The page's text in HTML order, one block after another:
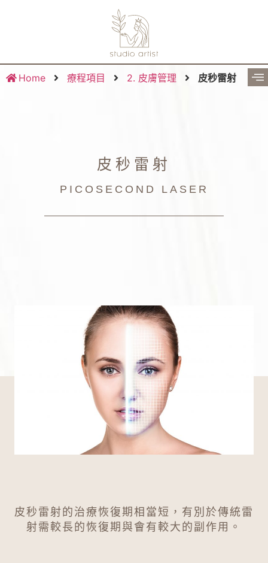
Home 療程項目 2. 皮膚管理 皮秒雷射
皮秒雷射
PICOSECOND LASER
皮秒雷射的治療恢復期相當短，有別於傳統雷
射需較長的恢復期與會有較大的副作用。